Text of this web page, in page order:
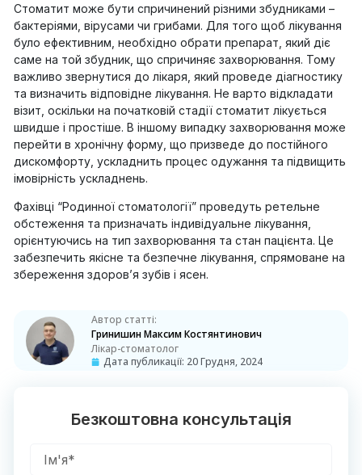
Стоматит може бути спричинений різними збудниками –
бактеріями, вірусами чи грибами. Для того щоб лікування
було ефективним, необхідно обрати препарат, який діє
саме на той збудник, що спричиняє захворювання. Тому
важливо звернутися до лікаря, який проведе діагностику
та визначить відповідне лікування. Не варто відкладати
візит, оскільки на початковій стадії стоматит лікується
швидше і простіше. В іншому випадку захворювання може
перейти в хронічну форму, що призведе до постійного
дискомфорту, ускладнить процес одужання та підвищить
імовірність ускладнень.
Фахівці “Родинної стоматології” проведуть ретельне
обстеження та призначать індивідуальне лікування,
орієнтуючись на тип захворювання та стан пацієнта. Це
забезпечить якісне та безпечне лікування, спрямоване на
збереження здоров’я зубів і ясен.
Автор статті:
Гринишин Максим Костянтинович
Лікар-стоматолог
Дата публикації: 20 Грудня, 2024
Безкоштовна консультація